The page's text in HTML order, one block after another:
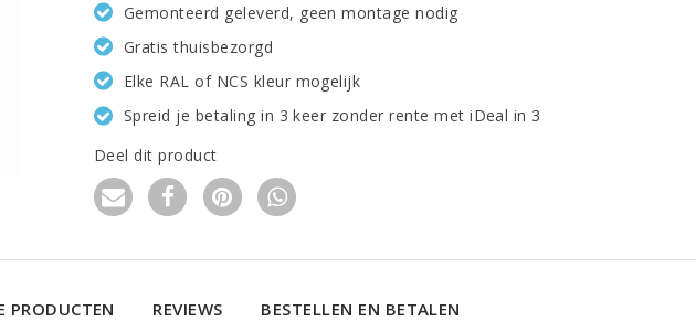
Gemonteerd geleverd, geen montage nodig
Gratis thuisbezorgd
Elke RAL of NCS kleur mogelijk
Spreid je betaling in 3 keer zonder rente met iDeal in 3
Deel dit product
PRODUCTEN REVIEWS BESTELLEN EN BETALEN